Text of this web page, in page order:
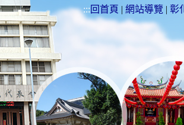
::: 回首頁 | 網站導覽 | 彰